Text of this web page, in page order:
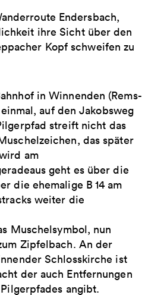
Endersbach,
ihre Sicht über den
Kopf schweifen zu
in Winnenden (Rems-
auf den Jakobsweg
streift nicht das
das später
am
geht es über die
die ehemalige B 14 am
weiter die
Muschelsymbol, nun
Zipfelbach. An der
Schlosskirche ist
der auch Entfernungen
angibt.